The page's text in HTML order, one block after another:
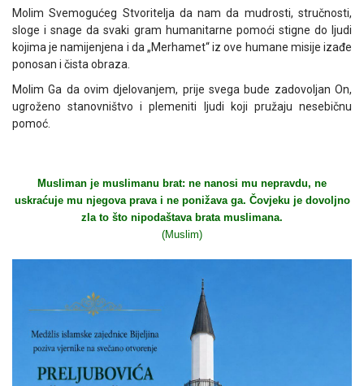
Molim Svemogućeg Stvoritelja da nam da mudrosti, stručnosti,
sloge i snage da svaki gram humanitarne pomoći stigne do ljudi
kojima je namijenjena i da „Merhamet“ iz ove humane misije izađe
ponosan i čista obraza.
Molim Ga da ovim djelovanjem, prije svega bude zadovoljan On,
ugroženo stanovništvo i plemeniti ljudi koji pružaju nesebičnu
pomoć.
Musliman je muslimanu brat: ne nanosi mu nepravdu, ne
uskraćuje mu njegova prava i ne ponižava ga. Čovjeku je dovoljno
zla to što nipodaštava brata muslimana.
(Muslim)